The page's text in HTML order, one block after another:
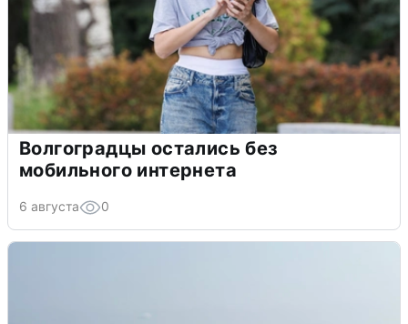
Волгоградцы остались без
мобильного интернета
6 августа 0